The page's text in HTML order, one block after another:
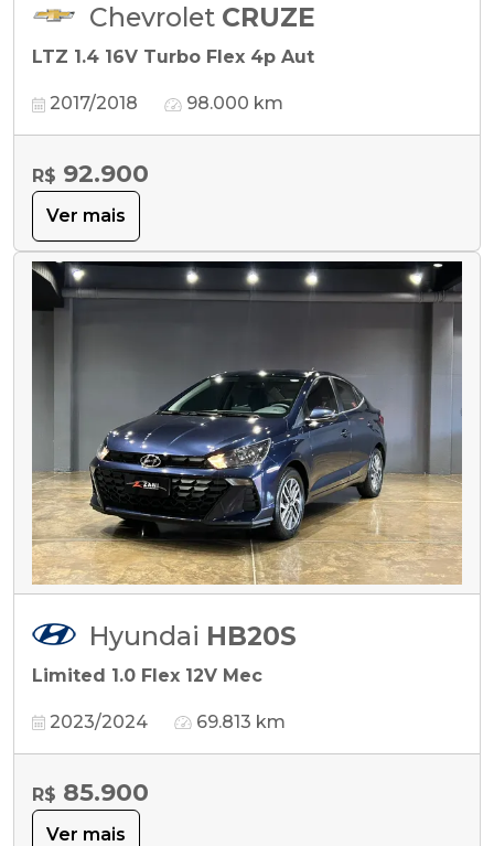
Chevrolet CRUZE
LTZ 1.4 16V Turbo Flex 4p Aut
2017/2018 98.000 km
R$ 92.900
Ver mais
Hyundai HB20S
Limited 1.0 Flex 12V Mec
2023/2024 69.813 km
R$ 85.900
Ver mais